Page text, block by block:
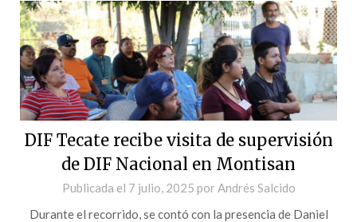
DIF Tecate recibe visita de supervisión
de DIF Nacional en Montisan
Publicada el 7 julio, 2025 por Andrés Salcido
Durante el recorrido, se contó con la presencia de Daniel